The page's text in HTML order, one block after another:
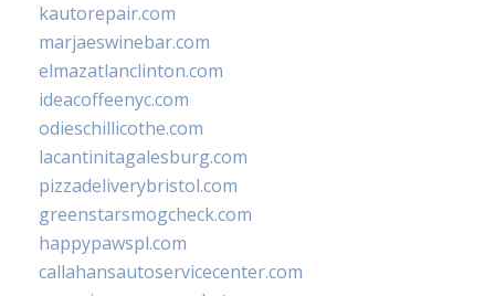
kautorepair.com
marjaeswinebar.com
elmazatlanclinton.com
ideacoffeenyc.com
odieschillicothe.com
lacantinitagalesburg.com
pizzadeliverybristol.com
greenstarsmogcheck.com
happypawspl.com
callahansautoservicecenter.com